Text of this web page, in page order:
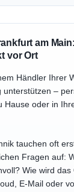
am Main:
vor Ort
Händler Ihrer
unterstützen –
Hause oder in
tauchen oft
Fragen auf:
Wie wird
E-Mail oder